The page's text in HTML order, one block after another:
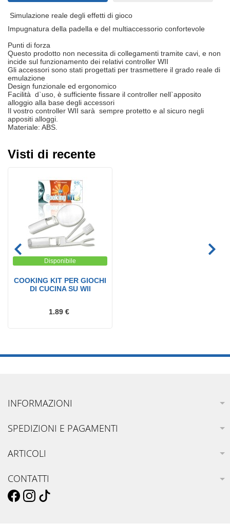
Simulazione reale degli effetti di gioco
Impugnatura della padella e del multiaccessorio confortevole
Punti di forza
Questo prodotto non necessita di collegamenti tramite cavi, e non
incide sul funzionamento dei relativi controller WII
Gli accessori sono stati progettati per trasmettere il grado reale di
emulazione
Design funzionale ed ergonomico
Facilità d`uso, è sufficiente fissare il controller nell`apposito
alloggio alla base degli accessori
Il vostro controller WII sarà sempre protetto e al sicuro negli
appositi alloggi.
Materiale: ABS.
Visti di recente
Disponibile
COOKING KIT PER GIOCHI
DI CUCINA SU WII
1.89 €
INFORMAZIONI
SPEDIZIONI E PAGAMENTI
ARTICOLI
CONTATTI